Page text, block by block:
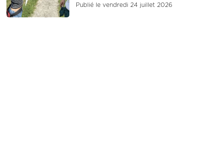
Publié le vendredi 24 juillet 2026